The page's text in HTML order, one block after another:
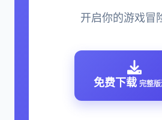
开启你的游戏冒
免费下载 完整